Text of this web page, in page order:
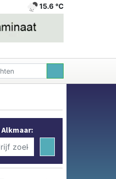
15.6 ℃